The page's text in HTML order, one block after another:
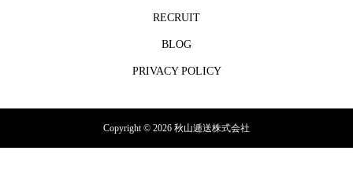
RECRUIT
BLOG
PRIVACY POLICY
Copyright © 2026 秋山逓送株式会社